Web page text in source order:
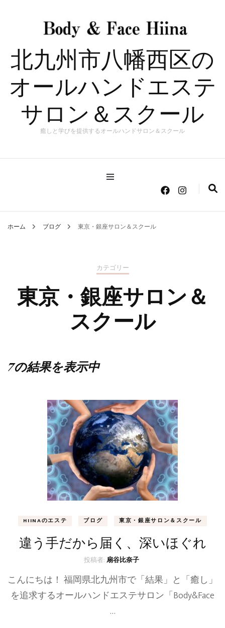
北九州市八幡西区の
オールハンドエステ
サロン＆スクール
癒しと学びを提供するオールハンドサロン＆スクール
ホーム ブログ 東京・銀座サロン＆スクール
カテゴリー
東京・銀座サロン＆
スクール
7の結果を表示中
HIINAのエステ ブログ 東京・銀座サロン＆スクール
違う手だから届く、深いほぐれ
投稿者:扇谷比奈子
こんにちは！ 福岡県北九州市で「結果」と「癒し」
を追求するオールハンドエステサロン「Body&Face
…